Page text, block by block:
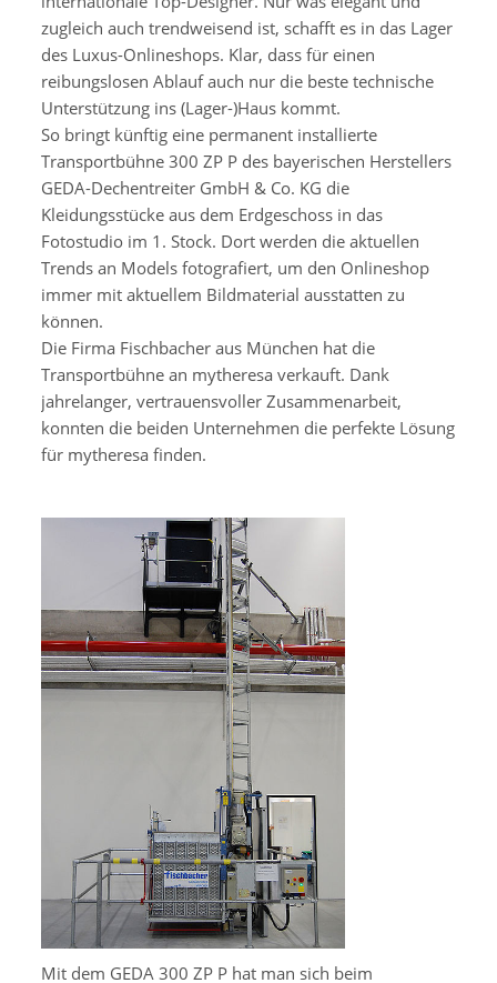
zugleich auch trendweisend ist, schafft es in das Lager
des Luxus-Onlineshops. Klar, dass für einen
reibungslosen Ablauf auch nur die beste technische
Unterstützung ins (Lager-)Haus kommt.
So bringt künftig eine permanent installierte
Transportbühne 300 ZP P des bayerischen Herstellers
GEDA-Dechentreiter GmbH & Co. KG die
Kleidungsstücke aus dem Erdgeschoss in das
Fotostudio im 1. Stock. Dort werden die aktuellen
Trends an Models fotografiert, um den Onlineshop
immer mit aktuellem Bildmaterial ausstatten zu
können.
Die Firma Fischbacher aus München hat die
Transportbühne an mytheresa verkauft. Dank
jahrelanger, vertrauensvoller Zusammenarbeit,
konnten die beiden Unternehmen die perfekte Lösung
für mytheresa finden.
Mit dem GEDA 300 ZP P hat man sich beim